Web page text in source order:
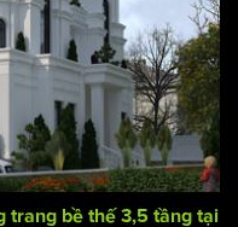
trang bề thế 3,5 tầng tại